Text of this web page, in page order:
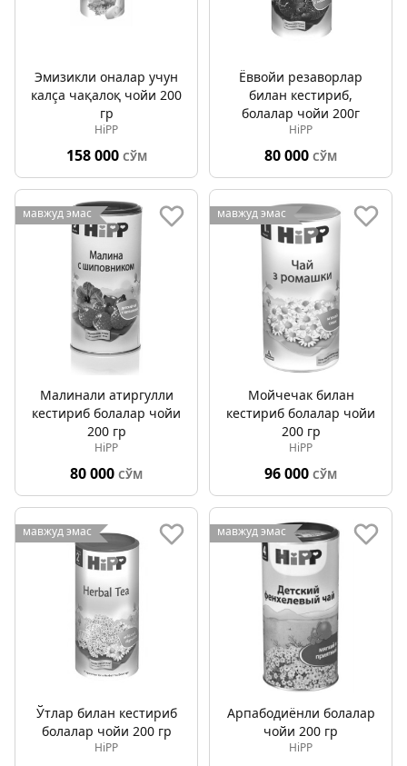
Эмизикли оналар учун
калçа чақалоқ чойи 200
гр
HiPP
158 000 СЎМ
Ёввойи резаворлар
билан кестириб,
болалар чойи 200г
HiPP
80 000 СЎМ
мавжуд эмас
Малинали атиргулли
кестириб болалар чойи
200 гр
HiPP
80 000 СЎМ
мавжуд эмас
Мойчечак билан
кестириб болалар чойи
200 гр
HiPP
96 000 СЎМ
мавжуд эмас
Ўтлар билан кестириб
болалар чойи 200 гр
HiPP
мавжуд эмас
Арпабодиёнли болалар
чойи 200 гр
HiPP